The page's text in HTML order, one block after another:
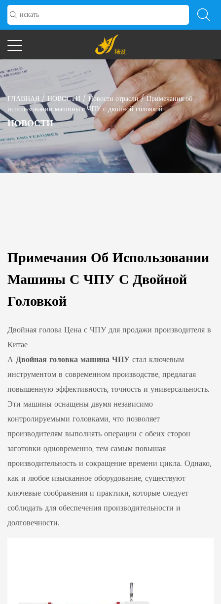
ГЛАВНАЯ /НОВОСТИ / Новости отрасли/Примечания об
использовании машины с ЧПУ с двойной головкой
НОВОСТИ
Примечания Об Использовании
Машины С ЧПУ С Двойной
Головкой
Двойная голова Цена с ЧПУ для продажи производителя в
Китае
АДвойная головка машина ЧПУстал ключевым
инструментом в современном производстве, предлагая
повышенную эффективность, точность и универсальность.
Эти машины оснащены двумя независимо
контролируемыми головками, что позволяет
производителям выполнять операции с обеих сторон
заготовки одновременно, тем самым повышая
производительность и сокращение времени цикла. Однако,
как и любое изысканное оборудование, существуют
ключевые соображения и практики, которые следует
соблюдать для обеспечения производительности и
долговечности.